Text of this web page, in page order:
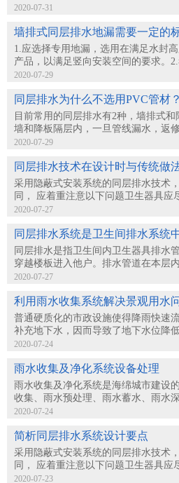
2020-07-31
墙排式同层排水地漏需要一定的
1.应选择专用地漏，选用在满足水封
产品，以满足竖向安装空间的要求。2.
2020-07-29
同层排水为什么不选用PVC管材？
目前常用的同层排水有2种，墙排式
墙和降板隔层内，一旦管线漏水，返修
2020-07-29
同层排水技术在设计时与传统做
采用隐蔽式安装系统的同层排水技术
同， 应着重注意以下问题卫生器具应
2020-07-27
同层排水系统是卫生间排水系统
同层排水是指卫生间内卫生器具排水
穿越楼板进入他户。排水管道在本层内
2020-07-27
利用雨水收集系统解决景观用水
普通硬质化的市政设施使得降雨快速
补充地下水，因而导致了地下水位降低
2020-07-24
雨水收集及净化系统设备处理
雨水收集及净化系统是海绵城市建设
收集、雨水预处理、雨水蓄水、雨水深
2020-07-24
简析同层排水系统设计要点
采用隐蔽式安装系统的同层排水技术
同， 应着重注意以下问题卫生器具应
2020-07-23